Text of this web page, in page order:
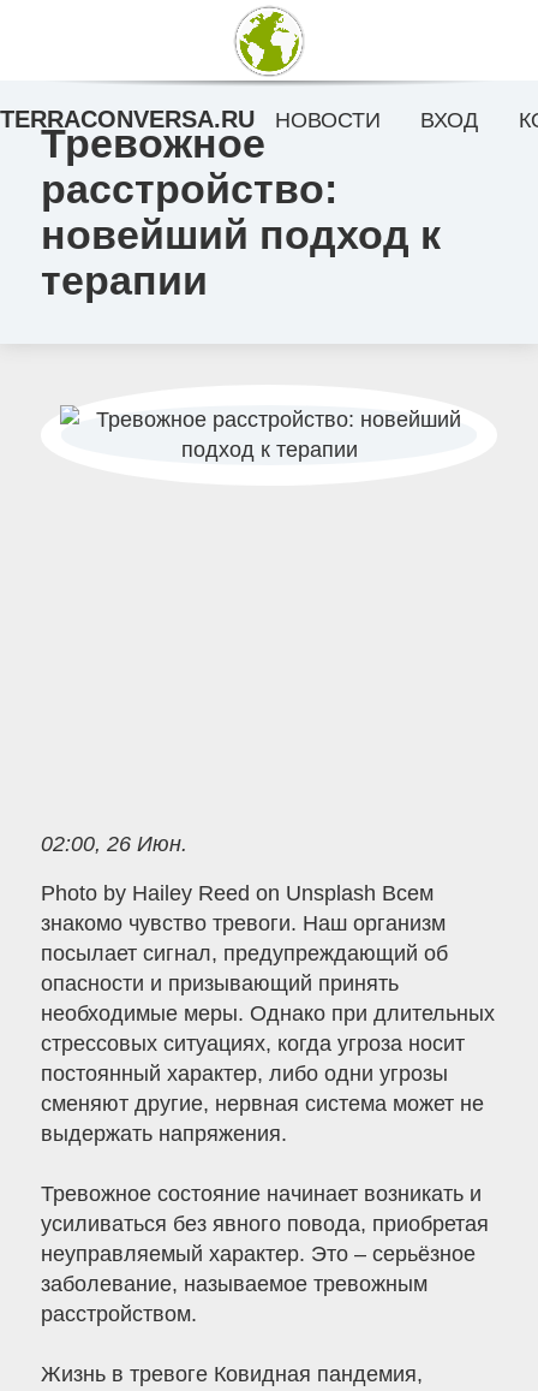
Тревожное
расстройство:
новейший подход к
терапии
02:00, 26 Июн.
Photo by Hailey Reed on Unsplash Всем
знакомо чувство тревоги. Наш организм
посылает сигнал, предупреждающий об
опасности и призывающий принять
необходимые меры. Однако при длительных
стрессовых ситуациях, когда угроза носит
постоянный характер, либо одни угрозы
сменяют другие, нервная система может не
выдержать напряжения.
Тревожное состояние начинает возникать и
усиливаться без явного повода, приобретая
неуправляемый характер. Это – серьёзное
заболевание, называемое тревожным
расстройством.
Жизнь в тревоге Ковидная пандемия,
TERRACONVERSA.RU НОВОСТИ ВХОД